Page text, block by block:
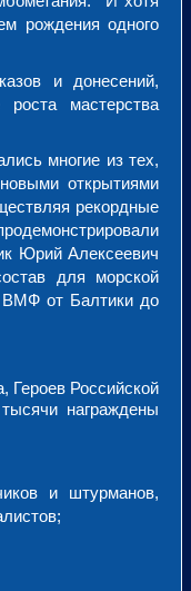
рождения одного
и донесений,
мастерства
многие из тех,
открытиями
рекордные
Юрий Алексеевич
для морской
ВМФ от Балтики до
Героев Российской
награждены
и штурманов,